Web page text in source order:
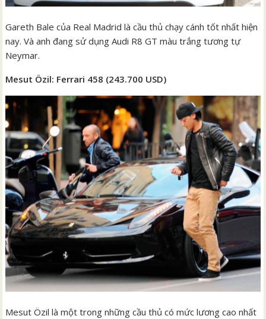
Gareth Bale của Real Madrid là cầu thủ chạy cánh tốt nhất hiện
nay. Và anh đang sử dụng Audi R8 GT màu trắng tương tự
Neymar.
Mesut Özil: Ferrari 458 (243.700 USD)
Mesut Özil là một trong những cầu thủ có mức lương cao nhất